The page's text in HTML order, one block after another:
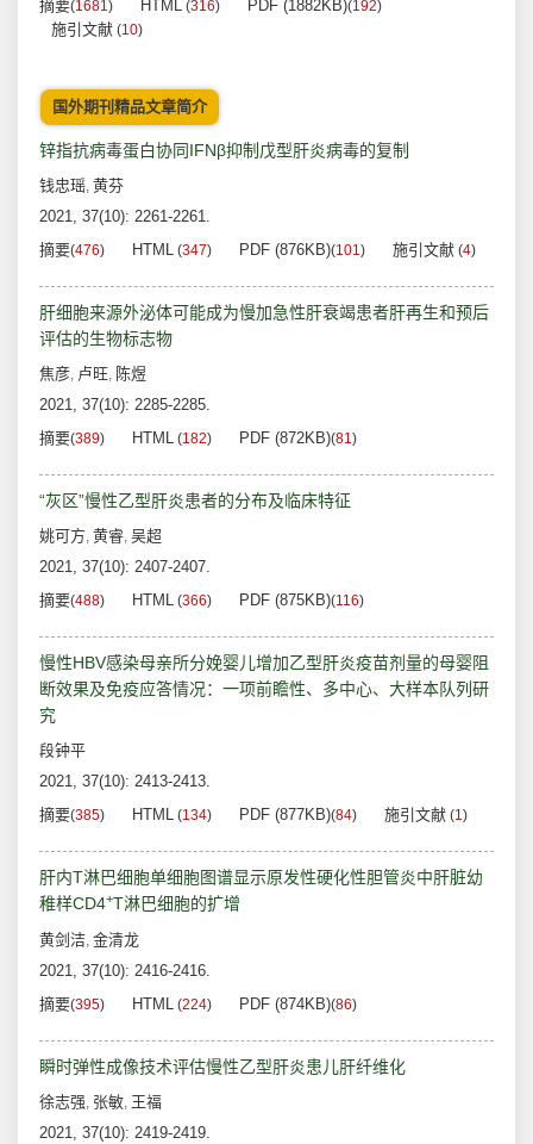
摘要(1681) HTML (316) PDF (1882KB)(192)
施引文献 (10)
国外期刊精品文章简介
锌指抗病毒蛋白协同IFNβ抑制戊型肝炎病毒的复制
钱忠瑶, 黄芬
2021, 37(10): 2261-2261.
摘要(476) HTML (347) PDF (876KB)(101) 施引文献 (4)
肝细胞来源外泌体可能成为慢加急性肝衰竭患者肝再生和预后
评估的生物标志物
焦彦, 卢旺, 陈煜
2021, 37(10): 2285-2285.
摘要(389) HTML (182) PDF (872KB)(81)
“灰区”慢性乙型肝炎患者的分布及临床特征
姚可方, 黄睿, 吴超
2021, 37(10): 2407-2407.
摘要(488) HTML (366) PDF (875KB)(116)
慢性HBV感染母亲所分娩婴儿增加乙型肝炎疫苗剂量的母婴阻
断效果及免疫应答情况：一项前瞻性、多中心、大样本队列研
究
段钟平
2021, 37(10): 2413-2413.
摘要(385) HTML (134) PDF (877KB)(84) 施引文献 (1)
肝内T淋巴细胞单细胞图谱显示原发性硬化性胆管炎中肝脏幼
稚样CD4+T淋巴细胞的扩增
黄剑洁, 金清龙
2021, 37(10): 2416-2416.
摘要(395) HTML (224) PDF (874KB)(86)
瞬时弹性成像技术评估慢性乙型肝炎患儿肝纤维化
徐志强, 张敏, 王福
2021, 37(10): 2419-2419.